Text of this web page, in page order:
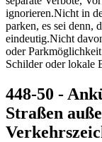
ignorieren.Nicht in
parken, es sei denn,
eindeutig.Nicht
oder
Schilder oder lokale
448-50 -
Straßen